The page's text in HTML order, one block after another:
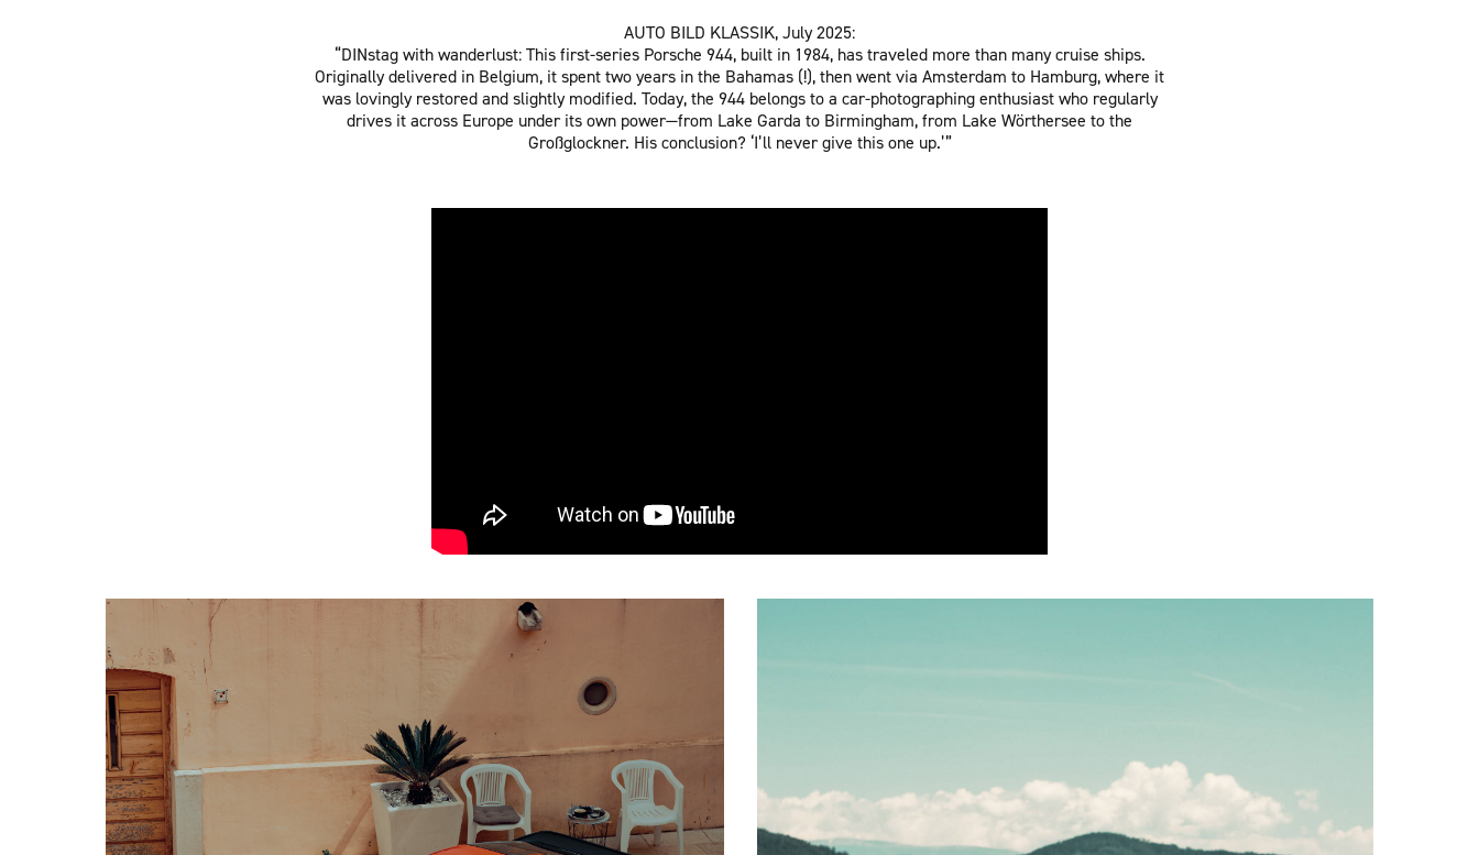
AUTO BILD KLASSIK, July 2025:
“DINstag with wanderlust: This first-series Porsche 944, built in 1984, has traveled more than many cruise ships.
Originally delivered in Belgium, it spent two years in the Bahamas (!), then went via Amsterdam to Hamburg, where it
was lovingly restored and slightly modified. Today, the 944 belongs to a car-photographing enthusiast who regularly
drives it across Europe under its own power—from Lake Garda to Birmingham, from Lake Wörthersee to the
Großglockner. His conclusion? ‘I’ll never give this one up.’”